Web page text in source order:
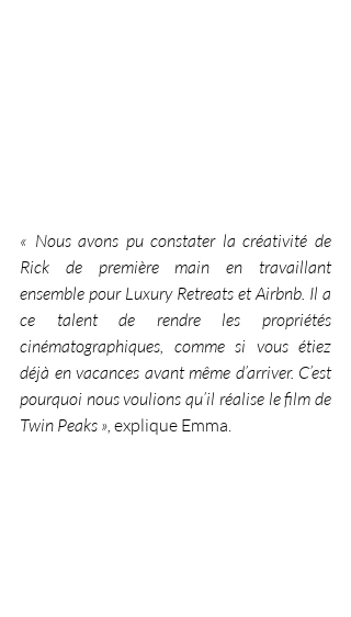
« Nous avons pu constater la créativité de
Rick de première main en travaillant
ensemble pour Luxury Retreats et Airbnb. Il a
ce talent de rendre les propriétés
cinématographiques, comme si vous étiez
déjà en vacances avant même d’arriver. C’est
pourquoi nous voulions qu’il réalise le film de
Twin Peaks », explique Emma.